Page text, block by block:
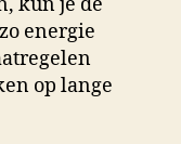
energie
op lange